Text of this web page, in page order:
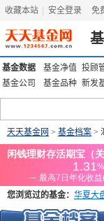
收藏本站 安全登录 免
基金数据 基金净值 投顾
基金公司
基金品种 新发
天天基金网 > 基金档案 >
您浏览过的基金： 华夏大
添富优势 华安宏利 上证